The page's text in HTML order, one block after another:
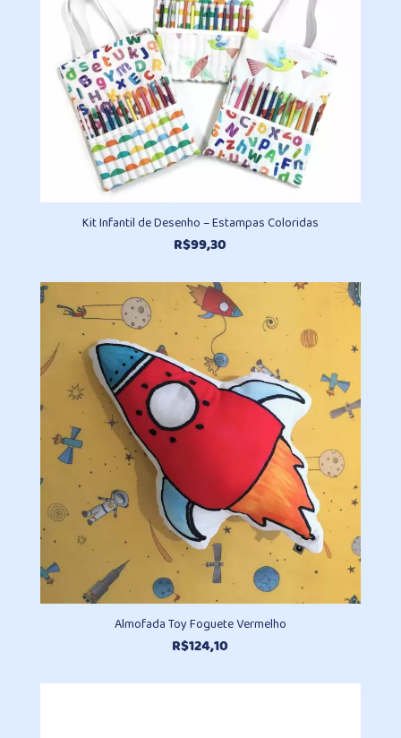
Kit Infantil de Desenho – Estampas Coloridas
R$99,30
Almofada Toy Foguete Vermelho
R$124,10